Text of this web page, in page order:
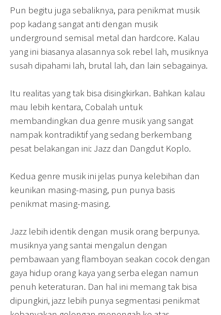
Pun begitu juga sebaliknya, para penikmat musik
pop kadang sangat anti dengan musik
underground semisal metal dan hardcore. Kalau
yang ini biasanya alasannya sok rebel lah, musiknya
susah dipahami lah, brutal lah, dan lain sebagainya.
Itu realitas yang tak bisa disingkirkan. Bahkan kalau
mau lebih kentara, Cobalah untuk
membandingkan dua genre musik yang sangat
nampak kontradiktif yang sedang berkembang
pesat belakangan ini: Jazz dan Dangdut Koplo.
Kedua genre musik ini jelas punya kelebihan dan
keunikan masing-masing, pun punya basis
penikmat masing-masing.
Jazz lebih identik dengan musik orang berpunya.
musiknya yang santai mengalun dengan
pembawaan yang flamboyan seakan cocok dengan
gaya hidup orang kaya yang serba elegan namun
penuh keteraturan. Dan hal ini memang tak bisa
dipungkiri, jazz lebih punya segmentasi penikmat